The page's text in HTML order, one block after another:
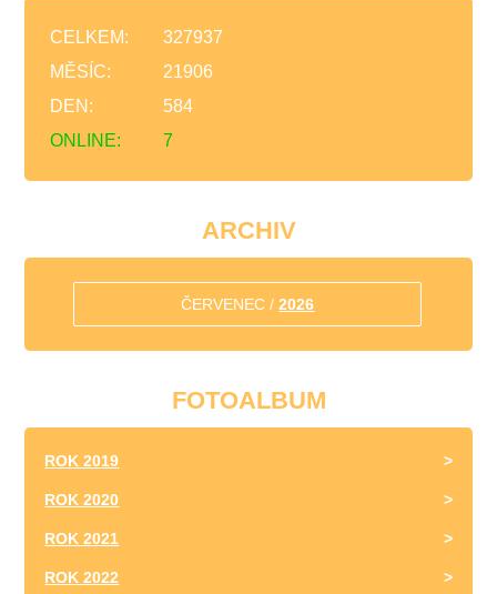
ONLINE: 7
CELKEM:
327937
MĚSÍC:
21906
DEN:
584
ARCHIV
ČERVENEC /2026
FOTOALBUM
ROK 2019
ROK 2020
ROK 2021
ROK 2022